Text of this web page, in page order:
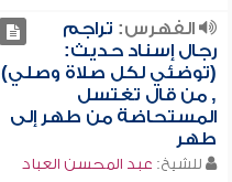
الفهرس: تراجم
رجال إسناد حديث:
(توضئي لكل صلاة وصلي)
, من قال تغتسل
المستحاضة من طهر إلى
طهر
للشيخ: عبد المحسن العباد